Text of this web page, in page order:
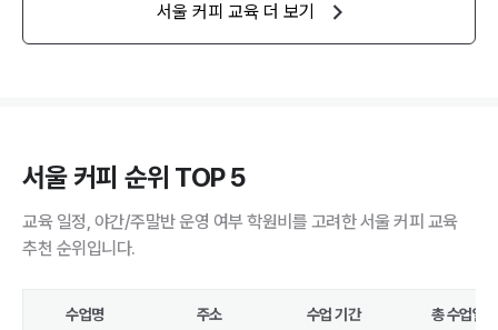
서울 커피 교육 더 보기
서울 커피 순위 TOP 5
교육 일정, 야간/주말반 운영 여부 학원비를 고려한 서울 커피 교육
추천 순위입니다.
수업명 주소 수업 기간 총 수업일